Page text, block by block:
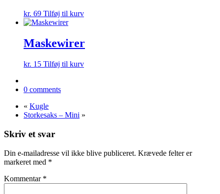
kr. 69 Tilføj til kurv
Maskewirer
kr. 15 Tilføj til kurv
0 comments
« Kugle
Storkesaks – Mini »
Skriv et svar
Din e-mailadresse vil ikke blive publiceret. Krævede felter er
markeret med *
Kommentar *